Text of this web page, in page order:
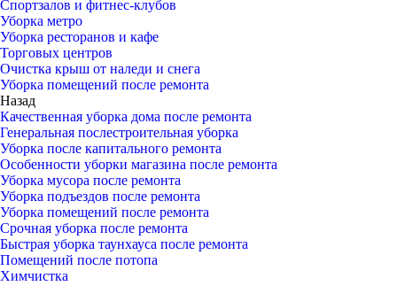
Спортзалов и фитнес-клубов
Уборка метро
Уборка ресторанов и кафе
Торговых центров
Очистка крыш от наледи и снега
Уборка помещений после ремонта
Назад
Качественная уборка дома после ремонта
Генеральная послестроительная уборка
Уборка после капитального ремонта
Особенности уборки магазина после ремонта
Уборка мусора после ремонта
Уборка подъездов после ремонта
Уборка помещений после ремонта
Срочная уборка после ремонта
Быстрая уборка таунхауса после ремонта
Помещений после потопа
Химчистка